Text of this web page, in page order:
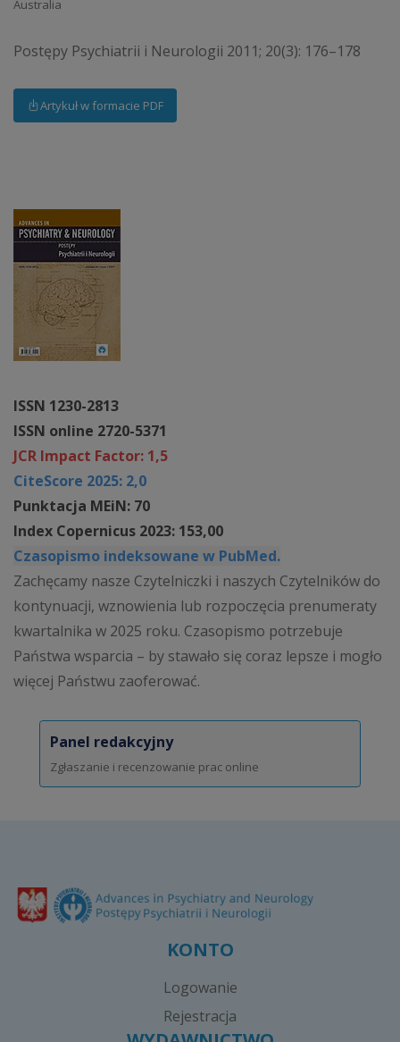
ISSN 1230-2813
ISSN online 2720-5371
JCR Impact Factor: 1,5
CiteScore 2025: 2,0
Punktacja MEiN: 70
Index Copernicus 2023: 153,00
Czasopismo indeksowane w PubMed.
Zachęcamy nasze Czytelniczki i naszych Czytelników do
kontynuacji, wznowienia lub rozpoczęcia prenumeraty
kwartalnika w 2025 roku. Czasopismo potrzebuje
Państwa wsparcia – by stawało się coraz lepsze i mogło
więcej Państwu zaoferować.
Panel redakcyjny
Zgłaszanie i recenzowanie prac online
Australia
Postępy Psychiatrii i Neurologii 2011; 20(3): 176–178
Artykuł w formacie PDF
KONTO
Logowanie
Rejestracja